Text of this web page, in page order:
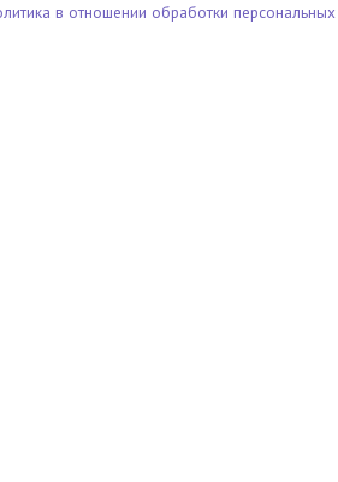
в отношении обработки